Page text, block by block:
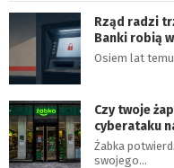
Rząd radzi
Banki robią
Osiem lat
Czy twoje
cyberataku
Żabka
swojego…